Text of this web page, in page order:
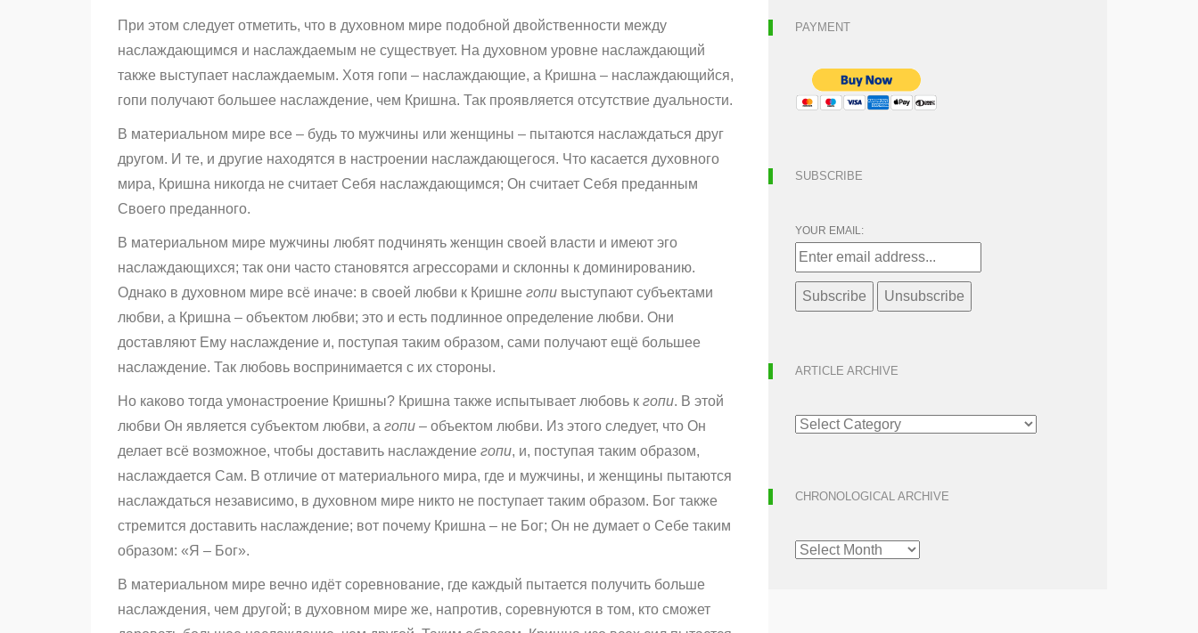
При этом следует отметить, что в духовном мире подобной двойственности между
наслаждающимся и наслаждаемым не существует. На духовном уровне наслаждающий
также выступает наслаждаемым. Хотя гопи – наслаждающие, а Кришна – наслаждающийся,
гопи получают большее наслаждение, чем Кришна. Так проявляется отсутствие дуальности.
В материальном мире все – будь то мужчины или женщины – пытаются наслаждаться друг
другом. И те, и другие находятся в настроении наслаждающегося. Что касается духовного
мира, Кришна никогда не считает Себя наслаждающимся; Он считает Себя преданным
Своего преданного.
В материальном мире мужчины любят подчинять женщин своей власти и имеют эго
наслаждающихся; так они часто становятся агрессорами и склонны к доминированию.
Однако в духовном мире всё иначе: в своей любви к Кришне гопи выступают субъектами
любви, а Кришна – объектом любви; это и есть подлинное определение любви. Они
доставляют Ему наслаждение и, поступая таким образом, сами получают ещё большее
наслаждение. Так любовь воспринимается с их стороны.
Но каково тогда умонастроение Кришны? Кришна также испытывает любовь к гопи. В этой
любви Он является субъектом любви, а гопи – объектом любви. Из этого следует, что Он
делает всё возможное, чтобы доставить наслаждение гопи, и, поступая таким образом,
наслаждается Сам. В отличие от материального мира, где и мужчины, и женщины пытаются
наслаждаться независимо, в духовном мире никто не поступает таким образом. Бог также
стремится доставить наслаждение; вот почему Кришна – не Бог; Он не думает о Себе таким
образом: «Я – Бог».
В материальном мире вечно идёт соревнование, где каждый пытается получить больше
наслаждения, чем другой; в духовном мире же, напротив, соревнуются в том, кто сможет
PAYMENT
SUBSCRIBE
YOUR EMAIL:
ARTICLE ARCHIVE
ARTICLE
ARCHIVE
CHRONOLOGICAL ARCHIVE
CHRONOLOGICAL
ARCHIVE